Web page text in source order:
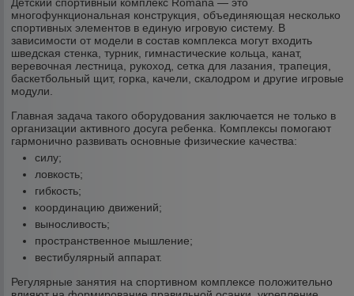
многофункциональная конструкция, объединяющая несколько
спортивных элементов в единую игровую систему. В
зависимости от модели в состав комплекса могут входить
шведская стенка, турник, гимнастические кольца, канат,
веревочная лестница, рукоход, сетка для лазания, трапеция,
баскетбольный щит, горка, качели, скалодром и другие игровые
модули.
Главная задача такого оборудования заключается не только в
организации активного досуга ребенка. Комплексы помогают
гармонично развивать основные физические качества:
силу;
ловкость;
гибкость;
координацию движений;
выносливость;
пространственное мышление;
вестибулярный аппарат.
Регулярные занятия на спортивном комплексе положительно